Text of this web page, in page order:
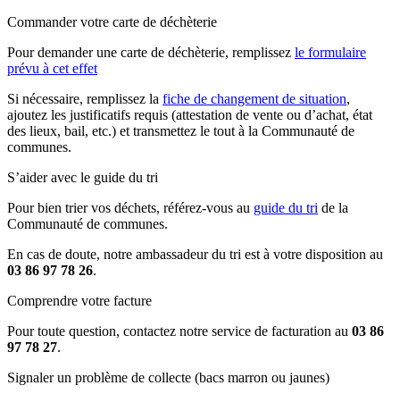
Commander votre carte de déchèterie
Pour demander une carte de déchèterie, remplissez le formulaire
prévu à cet effet
Si nécessaire, remplissez la fiche de changement de situation,
ajoutez les justificatifs requis (attestation de vente ou d’achat, état
des lieux, bail, etc.) et transmettez le tout à la Communauté de
communes.
S’aider avec le guide du tri
Pour bien trier vos déchets, référez-vous au guide du tri de la
Communauté de communes.
En cas de doute, notre ambassadeur du tri est à votre disposition au
03 86 97 78 26.
Comprendre votre facture
Pour toute question, contactez notre service de facturation au 03 86
97 78 27.
Signaler un problème de collecte (bacs marron ou jaunes)